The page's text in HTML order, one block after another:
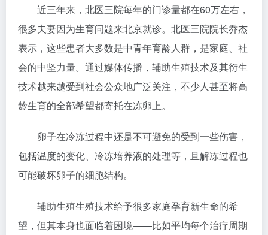
近三年来，北医三院每年的门诊量都在60万左右，
很多夫妻因为生育问题来北京就诊。北医三院院长乔杰
表示，这些患者大多数是中青年育龄人群，是家庭、社
会的中坚力量。通过媒体传播，辅助生殖技术及其衍生
技术越来越受到社会公众地广泛关注，不少人甚至将高
龄生育的全部希望都寄托在冻卵上。
卵子在冷冻过程中还是不可避免的受到一些伤害，
包括温度的变化、冷冻培养液的处理等，且解冻过程也
可能破坏卵子的细胞结构。
辅助生殖生殖技术给予很多家庭孕育新生命的希
望，但其本身也面临着困境——比如平均每个治疗周期